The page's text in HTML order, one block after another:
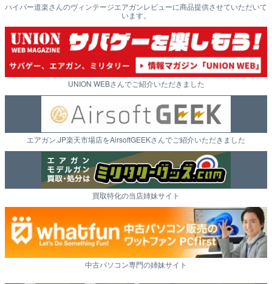
ハイパー道楽さんのヴィンテージエアガンレビューに商品提供させていただいて
います。
UNION WEBさんでご紹介いただきました
エアガン.JP楽天市場店をAirsoftGEEKさんでご紹介いただきました
買取特化の当店姉妹サイト
中古パソコン専門の姉妹サイト